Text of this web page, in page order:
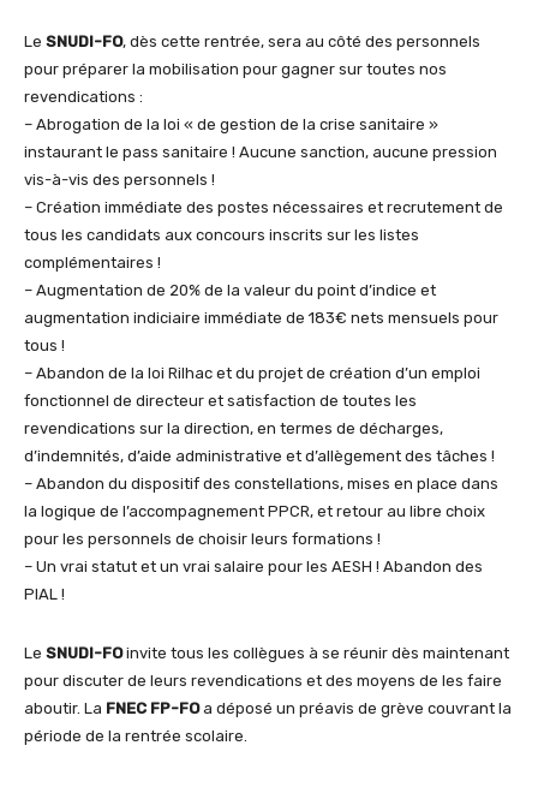
Le SNUDI-FO, dès cette rentrée, sera au côté des personnels
pour préparer la mobilisation pour gagner sur toutes nos
revendications :
– Abrogation de la loi « de gestion de la crise sanitaire »
instaurant le pass sanitaire ! Aucune sanction, aucune pression
vis-à-vis des personnels !
– Création immédiate des postes nécessaires et recrutement de
tous les candidats aux concours inscrits sur les listes
complémentaires !
– Augmentation de 20% de la valeur du point d’indice et
augmentation indiciaire immédiate de 183€ nets mensuels pour
tous !
– Abandon de la loi Rilhac et du projet de création d’un emploi
fonctionnel de directeur et satisfaction de toutes les
revendications sur la direction, en termes de décharges,
d’indemnités, d’aide administrative et d’allègement des tâches !
– Abandon du dispositif des constellations, mises en place dans
la logique de l’accompagnement PPCR, et retour au libre choix
pour les personnels de choisir leurs formations !
– Un vrai statut et un vrai salaire pour les AESH ! Abandon des
PIAL !
Le SNUDI-FOinvite tous les collègues à se réunir dès maintenant
pour discuter de leurs revendications et des moyens de les faire
aboutir. La FNEC FP-FOa déposé un préavis de grève couvrant la
période de la rentrée scolaire.